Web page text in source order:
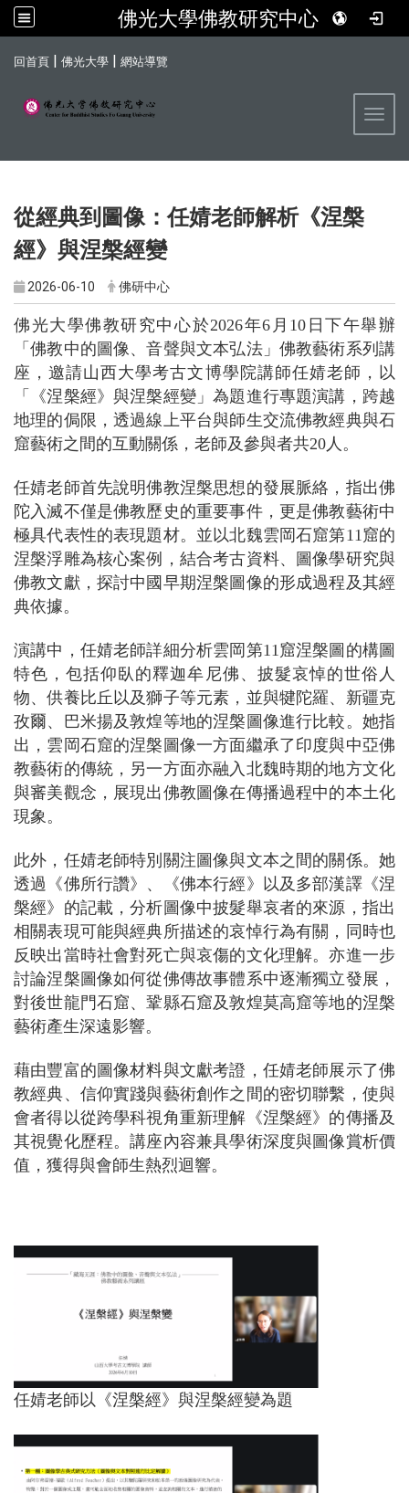
佛光大學佛教研究中心
回首頁 | 佛光大學 | 網站導覽
從經典到圖像：任婧老師解析《涅槃
經》與涅槃經變
2026-06-10 佛研中心
佛光大學佛教研究中心於2026年6月10日下午舉辦
「佛教中的圖像、音聲與文本弘法」佛教藝術系列講
座，邀請山西大學考古文博學院講師任婧老師，以
「《涅槃經》與涅槃經變」為題進行專題演講，跨越
地理的侷限，透過線上平台與師生交流佛教經典與石
窟藝術之間的互動關係，老師及參與者共20人。
任婧老師首先說明佛教涅槃思想的發展脈絡，指出佛
陀入滅不僅是佛教歷史的重要事件，更是佛教藝術中
極具代表性的表現題材。並以北魏雲岡石窟第11窟的
涅槃浮雕為核心案例，結合考古資料、圖像學研究與
佛教文獻，探討中國早期涅槃圖像的形成過程及其經
典依據。
演講中，任婧老師詳細分析雲岡第11窟涅槃圖的構圖
特色，包括仰臥的釋迦牟尼佛、披髮哀悼的世俗人
物、供養比丘以及獅子等元素，並與犍陀羅、新疆克
孜爾、巴米揚及敦煌等地的涅槃圖像進行比較。她指
出，雲岡石窟的涅槃圖像一方面繼承了印度與中亞佛
教藝術的傳統，另一方面亦融入北魏時期的地方文化
與審美觀念，展現出佛教圖像在傳播過程中的本土化
現象。
此外，任婧老師特別關注圖像與文本之間的關係。她
透過《佛所行讚》、《佛本行經》以及多部漢譯《涅
槃經》的記載，分析圖像中披髮舉哀者的來源，指出
相關表現可能與經典所描述的哀悼行為有關，同時也
反映出當時社會對死亡與哀傷的文化理解。亦進一步
討論涅槃圖像如何從佛傳故事體系中逐漸獨立發展，
對後世龍門石窟、鞏縣石窟及敦煌莫高窟等地的涅槃
藝術產生深遠影響。
藉由豐富的圖像材料與文獻考證，任婧老師展示了佛
教經典、信仰實踐與藝術創作之間的密切聯繫，使與
會者得以從跨學科視角重新理解《涅槃經》的傳播及
其視覺化歷程。講座內容兼具學術深度與圖像賞析價
值，獲得與會師生熱烈迴響。
任婧老師以《涅槃經》與涅槃經變為題